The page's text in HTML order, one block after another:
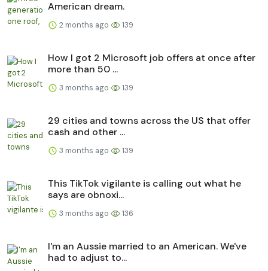
American dream.
2 months ago 139
How I got 2 Microsoft job offers at once after
more than 50 ...
3 months ago 139
29 cities and towns across the US that offer
cash and other ...
3 months ago 139
This TikTok vigilante is calling out what he
says are obnoxi...
3 months ago 136
I'm an Aussie married to an American. We've
had to adjust to...